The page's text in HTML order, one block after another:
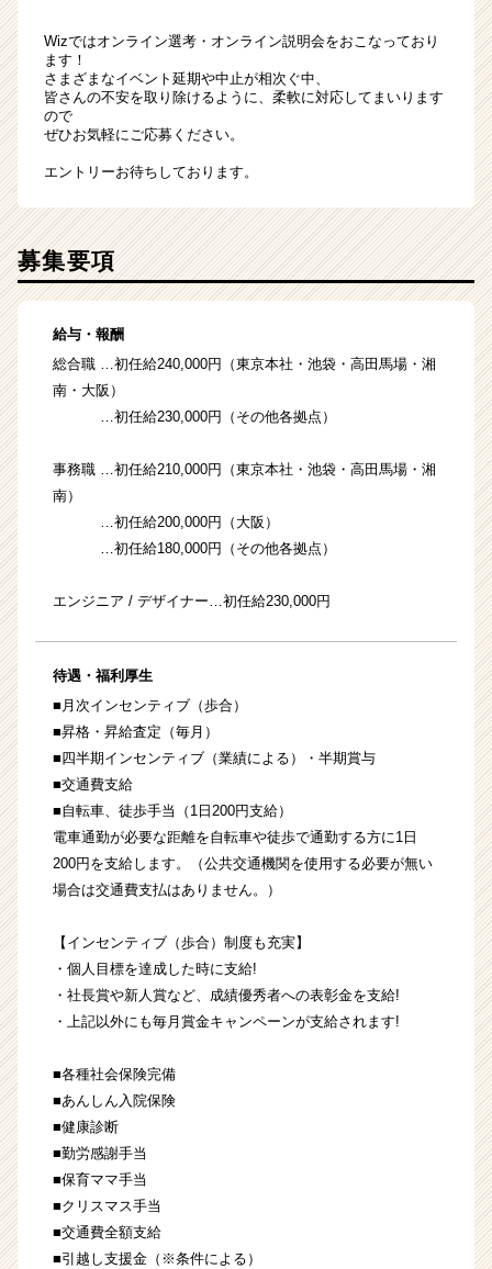
Wizではオンライン選考・オンライン説明会をおこなっており
ます！
さまざまなイベント延期や中止が相次ぐ中、
皆さんの不安を取り除けるように、柔軟に対応してまいります
ので
ぜひお気軽にご応募ください。
エントリーお待ちしております。
募集要項
給与・報酬
総合職 …初任給240,000円（東京本社・池袋・高田馬場・湘
南・大阪）
…初任給230,000円（その他各拠点）
事務職 …初任給210,000円（東京本社・池袋・高田馬場・湘
南）
…初任給200,000円（大阪）
…初任給180,000円（その他各拠点）
エンジニア / デザイナー…初任給230,000円
待遇・福利厚生
■月次インセンティブ（歩合）
■昇格・昇給査定（毎月）
■四半期インセンティブ（業績による）・半期賞与
■交通費支給
■自転車、徒歩手当（1日200円支給）
電車通勤が必要な距離を自転車や徒歩で通勤する方に1日
200円を支給します。（公共交通機関を使用する必要が無い
場合は交通費支払はありません。）
【インセンティブ（歩合）制度も充実】
・個人目標を達成した時に支給!
・社長賞や新人賞など、成績優秀者への表彰金を支給!
・上記以外にも毎月賞金キャンペーンが支給されます!
■各種社会保険完備
■あんしん入院保険
■健康診断
■勤労感謝手当
■保育ママ手当
■クリスマス手当
■交通費全額支給
■引越し支援金（※条件による）